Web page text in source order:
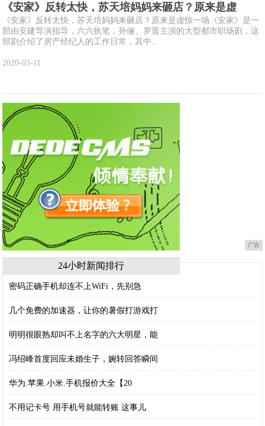
《安家》反转太快，苏天培妈妈来砸店？原来是虚
《安家》反转太快，苏天培妈妈来砸店？原来是虚惊一场《安家》是一
部由安建导演指导，六六执笔，孙俪、罗晋主演的大型都市职场剧，这
部剧介绍了房产经纪人的工作日常，其中...
2020-03-11
广告
24小时新闻排行
密码正确手机却连不上WiFi，先别急
几个免费的加速器，让你的暑假打游戏打
明明很眼熟却叫不上名字的六大明星，能
冯绍峰首度回应未婚生子，婉转回答瞬间
华为.苹果.小米.手机报价大全【20
不用记卡号 用手机号就能转账 这事儿